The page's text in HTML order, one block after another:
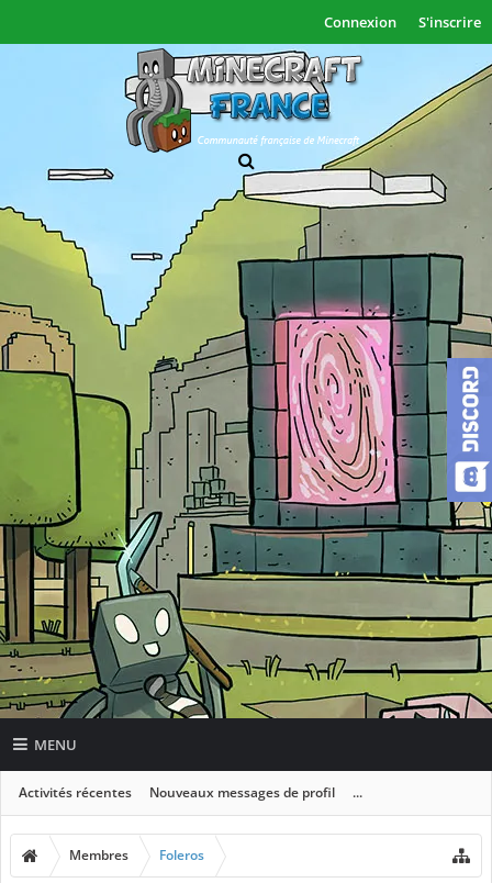
Connexion S'inscrire
MENU
Activités récentes Nouveaux messages de profil ...
Membres Foleros